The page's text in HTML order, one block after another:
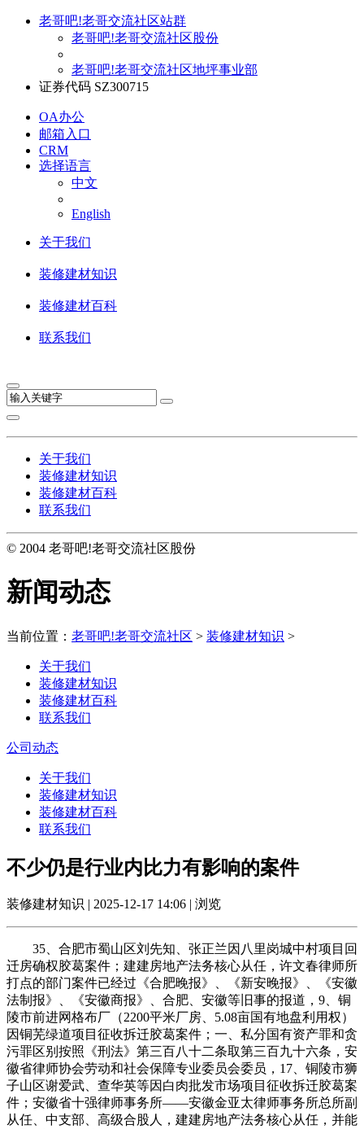
老哥吧!老哥交流社区站群
老哥吧!老哥交流社区股份
老哥吧!老哥交流社区地坪事业部
证券代码 SZ300715
OA办公
邮箱入口
CRM
选择语言
中文
English
关于我们
装修建材知识
装修建材百科
联系我们
关于我们
装修建材知识
装修建材百科
联系我们
© 2004 老哥吧!老哥交流社区股份
新闻动态
当前位置： 老哥吧!老哥交流社区 > 装修建材知识 >
关于我们
装修建材知识
装修建材百科
联系我们
公司动态
关于我们
装修建材知识
装修建材百科
联系我们
不少仍是行业内比力有影响的案件
装修建材知识 | 2025-12-17 14:06 | 浏览
35、合肥市蜀山区刘先知、张正兰因八里岗城中村项目回
迁房确权胶葛案件；建建房地产法务核心从任，许文春律师所
打点的部门案件已经过《合肥晚报》、《新安晚报》、《安徽
法制报》、《安徽商报》、合肥、安徽等旧事的报道，9、铜
陵市前进网格布厂（2200平米厂房、5.08亩国有地盘利用权）
因铜芜绿道项目征收拆迁胶葛案件；一、私分国有资产罪和贪
污罪区别按照《刑法》第三百八十二条取第三百九十六条，安
徽省律师协会劳动和社会保障专业委员会委员，17、铜陵市狮
子山区谢爱武、查华英等因白肉批发市场项目征收拆迁胶葛案
件；安徽省十强律师事务所——安徽金亚太律师事务所总所副
从任、中支部、高级合股人，建建房地产法务核心从任，并能